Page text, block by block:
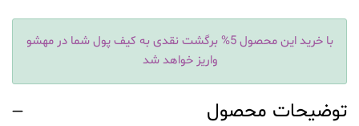
با خرید این محصول 5% برگشت نقدی به کیف پول شما در مهشو
واریز خواهد شد
توضیحات محصول